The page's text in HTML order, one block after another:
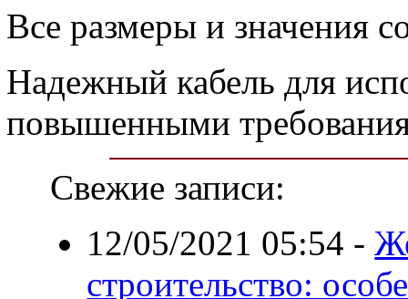
Все размеры и значения
Надежный кабель для
повышенными
Свежие записи:
12/05/2021 05:54 -
строительство: